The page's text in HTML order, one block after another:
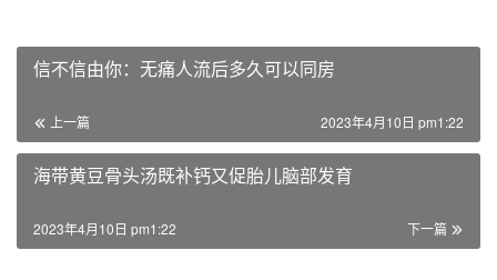
信不信由你：无痛人流后多久可以同房
上一篇 2023年4月10日 pm1:22
海带黄豆骨头汤既补钙又促胎儿脑部发育
下一篇
2023年4月10日 pm1:22